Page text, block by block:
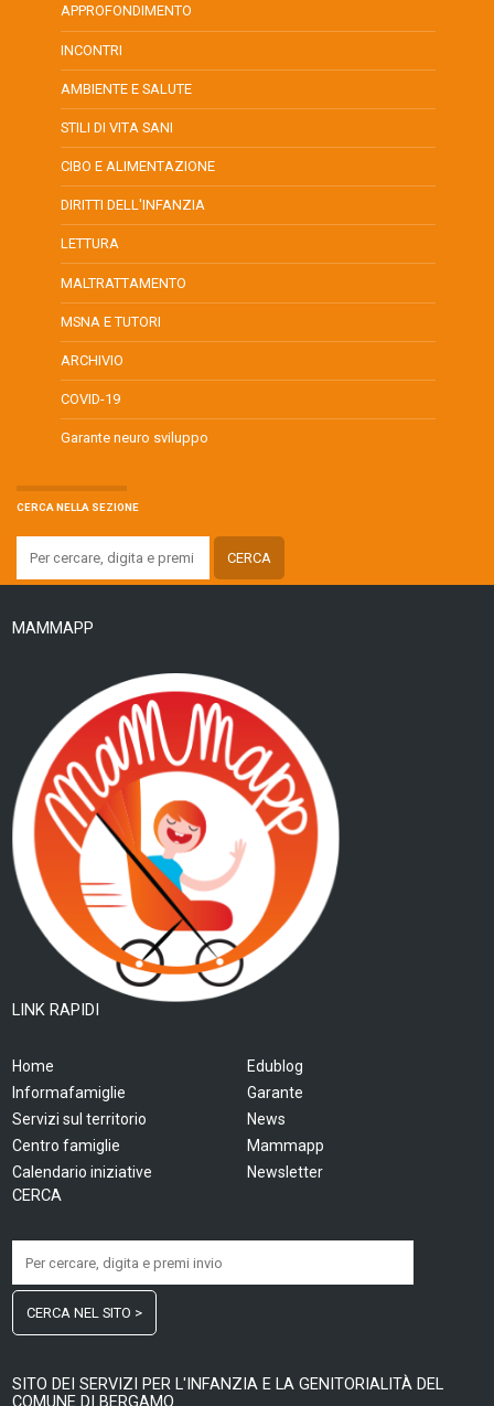
APPROFONDIMENTO
INCONTRI
AMBIENTE E SALUTE
STILI DI VITA SANI
CIBO E ALIMENTAZIONE
DIRITTI DELL'INFANZIA
LETTURA
MALTRATTAMENTO
MSNA E TUTORI
ARCHIVIO
COVID-19
Garante neuro sviluppo
CERCA NELLA SEZIONE
MAMMAPP
LINK RAPIDI
Home
Informafamiglie
Servizi sul territorio
Centro famiglie
Calendario iniziative
Edublog
Garante
News
Mammapp
Newsletter
CERCA
CERCA NEL SITO >
SITO DEI SERVIZI PER L'INFANZIA E LA GENITORIALITÀ DEL
COMUNE DI BERGAMO